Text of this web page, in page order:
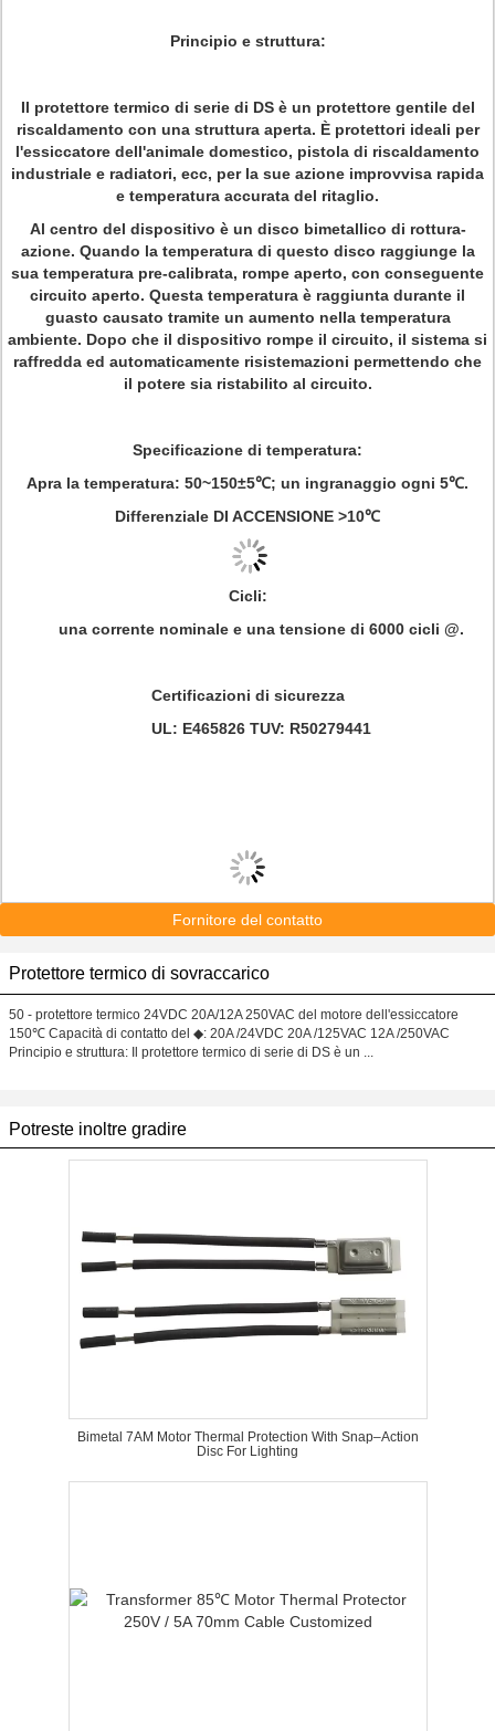
Principio e struttura:
Il protettore termico di serie di DS è un protettore gentile del
riscaldamento con una struttura aperta. È protettori ideali per
l'essiccatore dell'animale domestico, pistola di riscaldamento
industriale e radiatori, ecc, per la sue azione improvvisa rapida
e temperatura accurata del ritaglio.
Al centro del dispositivo è un disco bimetallico di rottura-
azione. Quando la temperatura di questo disco raggiunge la
sua temperatura pre-calibrata, rompe aperto, con conseguente
circuito aperto. Questa temperatura è raggiunta durante il
guasto causato tramite un aumento nella temperatura
ambiente. Dopo che il dispositivo rompe il circuito, il sistema si
raffredda ed automaticamente risistemazioni permettendo che
il potere sia ristabilito al circuito.
Specificazione di temperatura:
Apra la temperatura: 50~150±5℃; un ingranaggio ogni 5℃.
Differenziale DI ACCENSIONE >10℃
Cicli:
una corrente nominale e una tensione di 6000 cicli @.
Certificazioni di sicurezza
UL: E465826 TUV: R50279441
Fornitore del contatto
Protettore termico di sovraccarico
50 - protettore termico 24VDC 20A/12A 250VAC del motore dell'essiccatore
150℃ Capacità di contatto del ◆: 20A /24VDC 20A /125VAC 12A /250VAC
Principio e struttura: Il protettore termico di serie di DS è un ...
Potreste inoltre gradire
Bimetal 7AM Motor Thermal Protection With Snap–Action
Disc For Lighting